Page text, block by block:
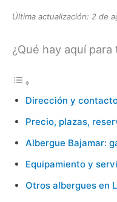
Última actualización: 2 de
¿Qué hay aquí para
Dirección y
Precio, plazas,
Albergue Bajamar:
Equipamiento y
Otros albergues en